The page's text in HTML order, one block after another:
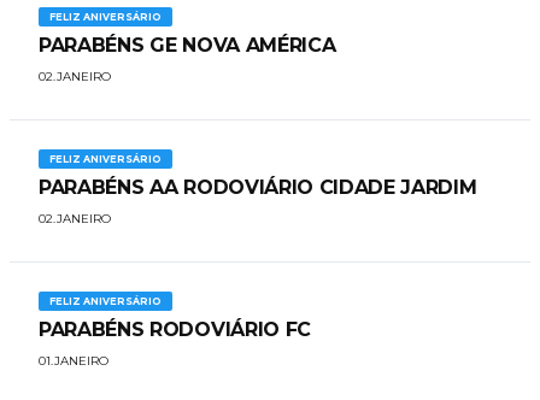
FELIZ ANIVERSÁRIO
PARABÉNS GE NOVA AMÉRICA
02.JANEIRO
FELIZ ANIVERSÁRIO
PARABÉNS AA RODOVIÁRIO CIDADE JARDIM
02.JANEIRO
FELIZ ANIVERSÁRIO
​PARABÉNS RODOVIÁRIO FC
01.JANEIRO